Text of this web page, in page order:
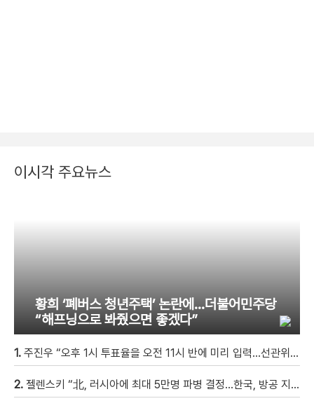
이시각 주요뉴스
황희 ‘폐버스 청년주택’ 논란에…더불어민주당
“해프닝으로 봐줬으면 좋겠다”
1. 주진우 “오후 1시 투표율을 오전 11시 반에 미리 입력…선관위 ‘타임머신 조작‘” [현장영상]
2. 젤렌스키 “北, 러시아에 최대 5만명 파병 결정…한국, 방공 지원해달라”